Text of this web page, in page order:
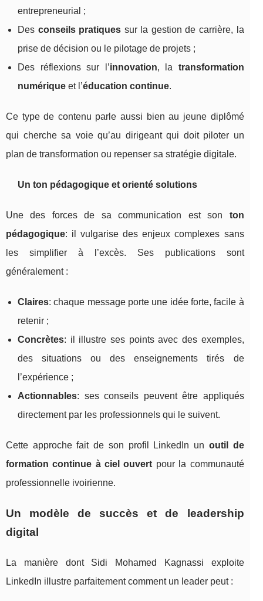
entrepreneurial ;
Des conseils pratiques sur la gestion de carrière, la
prise de décision ou le pilotage de projets ;
Des réflexions sur l’innovation, la transformation
numérique et l’éducation continue.
Ce type de contenu parle aussi bien au jeune diplômé
qui cherche sa voie qu’au dirigeant qui doit piloter un
plan de transformation ou repenser sa stratégie digitale.
Un ton pédagogique et orienté solutions
Une des forces de sa communication est son ton
pédagogique: il vulgarise des enjeux complexes sans
les simplifier à l’excès. Ses publications sont
généralement :
Claires: chaque message porte une idée forte, facile à
retenir ;
Concrètes: il illustre ses points avec des exemples,
des situations ou des enseignements tirés de
l’expérience ;
Actionnables: ses conseils peuvent être appliqués
directement par les professionnels qui le suivent.
Cette approche fait de son profil LinkedIn un outil de
formation continue à ciel ouvert pour la communauté
professionnelle ivoirienne.
Un modèle de succès et de leadership
digital
La manière dont Sidi Mohamed Kagnassi exploite
LinkedIn illustre parfaitement comment un leader peut :